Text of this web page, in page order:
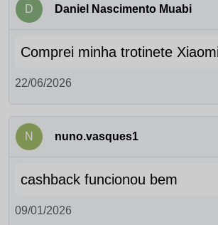
D Daniel Nascimento Muabi
Comprei minha trotinete
22/06/2026
N nuno.vasques1
cashback funcionou bem
09/01/2026